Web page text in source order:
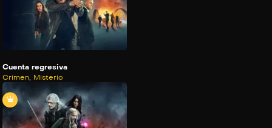
Cuenta regresiva
Crimen, Misterio